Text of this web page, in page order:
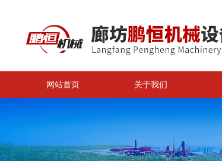
网站首页 关于我们